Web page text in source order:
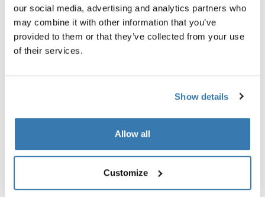
our social media, advertising and analytics partners who
may combine it with other information that you’ve
provided to them or that they’ve collected from your use
of their services.
Show details
Allow all
Customize
Thule Epos + Thule Epos storage bag
2 029,85 $